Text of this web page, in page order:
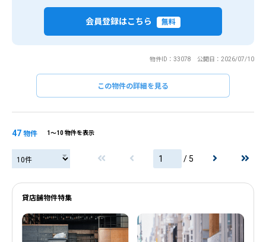
会員登録はこちら 無料
物件ID：33078 公開日：2026/07/10
この物件の詳細を見る
47 物件 1〜10 物件を表示
/ 5
貸店舗物件特集
閉じる